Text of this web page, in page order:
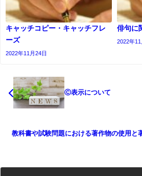
キャッチコピー・キャッチフレ
ーズ
2022年11月24日
俳句に
2022年11
Ⓒ表示について
教科書や試験問題における著作物の使用と